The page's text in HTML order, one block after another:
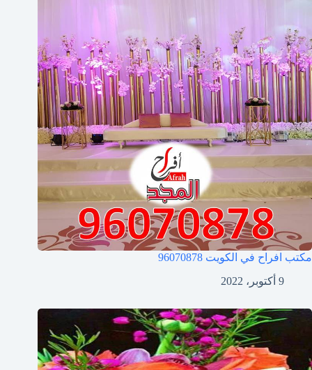
مكتب افراح في الكويت 96070878
9 أكتوبر، 2022